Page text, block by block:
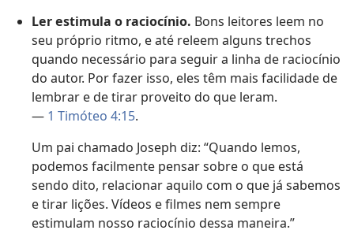
Ler estimula o raciocínio. Bons leitores leem no
seu próprio ritmo, e até releem alguns trechos
quando necessário para seguir a linha de raciocínio
do autor. Por fazer isso, eles têm mais facilidade de
lembrar e de tirar proveito do que leram.
— 1 Timóteo 4:15.
Um pai chamado Joseph diz: “Quando lemos,
podemos facilmente pensar sobre o que está
sendo dito, relacionar aquilo com o que já sabemos
e tirar lições. Vídeos e filmes nem sempre
estimulam nosso raciocínio dessa maneira.”